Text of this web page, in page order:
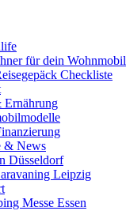
für dein Wohnmobil
Checkliste
Ernährung
& News
Düsseldorf
Leipzig
Messe Essen